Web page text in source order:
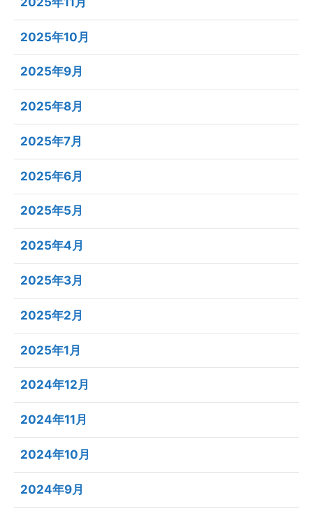
2025年10月
2025年9月
2025年8月
2025年7月
2025年6月
2025年5月
2025年4月
2025年3月
2025年2月
2025年1月
2024年12月
2024年11月
2024年10月
2024年9月